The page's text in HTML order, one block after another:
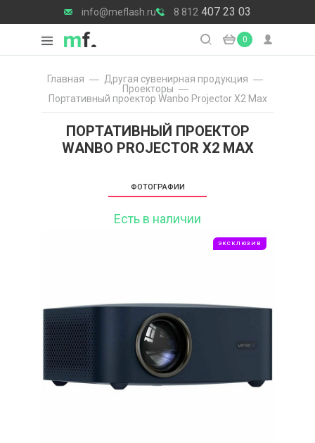
info@meflash.ru 8 812 407 23 03
0
Главная
Другая сувенирная продукция
Проекторы
Портативный проектор Wanbo Projector X2 Max
ПОРТАТИВНЫЙ ПРОЕКТОР
WANBO PROJECTOR X2 MAX
ФОТОГРАФИИ
Есть в наличии
ЭКСКЛЮЗИВ